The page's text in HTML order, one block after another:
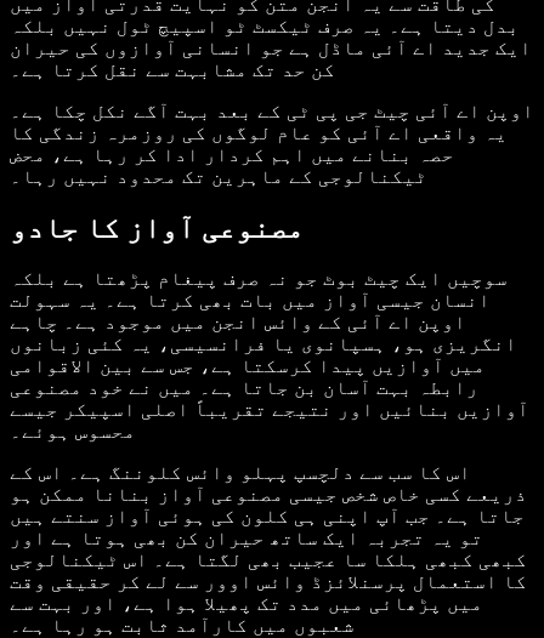
بدل دیتا ہے۔ یہ صرف ٹیکسٹ ٹو اسپیچ ٹول نہیں بلکہ
ایک جدید اے آئی ماڈل ہے جو انسانی آوازوں کی حیران
کن حد تک مشابہت سے نقل کرتا ہے۔
اوپن اے آئی چیٹ جی پی ٹی کے بعد بہت آگے نکل چکا ہے۔
یہ واقعی اے آئی کو عام لوگوں کی روزمرہ زندگی کا
حصہ بنانے میں اہم کردار ادا کر رہا ہے، محض
ٹیکنالوجی کے ماہرین تک محدود نہیں رہا۔
مصنوعی آواز کا جادو
سوچیں ایک چیٹ بوٹ جو نہ صرف پیغام پڑھتا ہے بلکہ
انسان جیسی آواز میں بات بھی کرتا ہے۔ یہ سہولت
اوپن اے آئی کے وائس انجن میں موجود ہے۔ چاہے
انگریزی ہو، ہسپانوی یا فرانسیسی، یہ کئی زبانوں
میں آوازیں پیدا کرسکتا ہے، جس سے بین الاقوامی
رابطہ بہت آسان بن جاتا ہے۔ میں نے خود مصنوعی
آوازیں بنائیں اور نتیجے تقریباً اصلی اسپیکر جیسے
محسوس ہوئے۔
اس کا سب سے دلچسپ پہلو وائس کلوننگ ہے۔ اس کے
ذریعے کسی خاص شخص جیسی مصنوعی آواز بنانا ممکن ہو
جاتا ہے۔ جب آپ اپنی ہی کلون کی ہوئی آواز سنتے ہیں
تو یہ تجربہ ایک ساتھ حیران کن بھی ہوتا ہے اور
کبھی کبھی ہلکا سا عجیب بھی لگتا ہے۔ اس ٹیکنالوجی
کا استعمال پرسنلائزڈ وائس اوور سے لے کر حقیقی وقت
میں پڑھائی میں مدد تک پھیلا ہوا ہے، اور بہت سے
شعبوں میں کارآمد ثابت ہو رہا ہے۔